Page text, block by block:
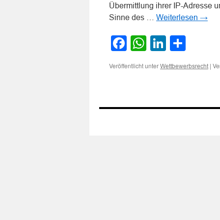
Übermittlung ihrer IP-Adresse
Sinne des … Weiterlesen →
Facebook
WhatsApp
LinkedIn
Veröffentlicht unter Wettbewerbsrecht |